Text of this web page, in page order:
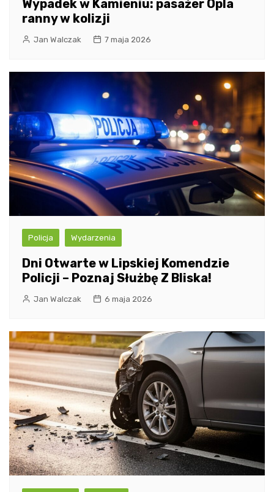
Wypadek w Kamieniu: pasażer Opla
ranny w kolizji
Jan Walczak 7 maja 2026
Policja Wydarzenia
Dni Otwarte w Lipskiej Komendzie
Policji – Poznaj Służbę Z Bliska!
Jan Walczak 6 maja 2026